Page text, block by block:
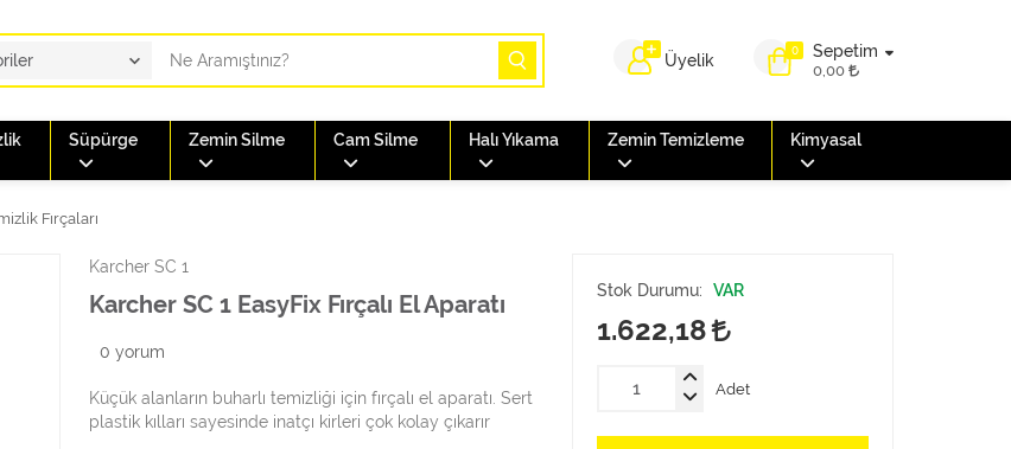
0 Sepetim
0,00
Üyelik
Süpürge Zemin Silme Cam Silme Halı Yıkama Zemin Temizleme Kimyasal
Fırçaları
Karcher SC 1
Karcher SC 1 EasyFix Fırçalı El Aparatı
0 yorum
Küçük alanların buharlı temizliği için fırçalı el aparatı. Sert
plastik kılları sayesinde inatçı kirleri çok kolay çıkarır
Stok Durumu: VAR
1.622,18
Adet